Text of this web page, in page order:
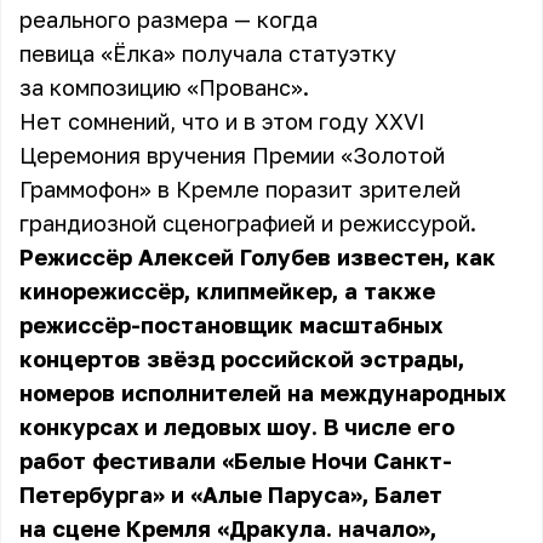
реального размера — когда
певица «Ёлка» получала статуэтку
за композицию «Прованс».
Нет сомнений, что и в этом году XXVI
Церемония вручения Премии «Золотой
Граммофон» в Кремле поразит зрителей
грандиозной сценографией и режиссурой.
Режиссёр Алексей Голубев известен, как
кинорежиссёр, клипмейкер, а также
режиссёр-постановщик масштабных
концертов звёзд российской эстрады,
номеров исполнителей на международных
конкурсах и ледовых шоу. В числе его
работ фестивали «Белые Ночи Санкт-
Петербурга» и «Алые Паруса», Балет
на сцене Кремля «Дракула. начало»,